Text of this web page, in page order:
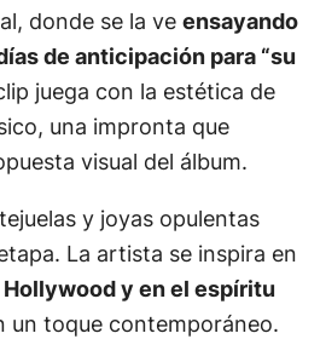
donde se la ve ensayando
de anticipación para “su
juega con la estética de
una impronta que
visual del álbum.
y joyas opulentas
La artista se inspira en
y en el espíritu
un toque contemporáneo.